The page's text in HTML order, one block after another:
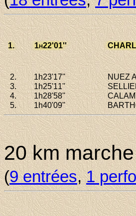
1. 1h22'01''
2. 1h23'17'' NUEZ
3.
1h25'11''
4.
1h28'58''
5.
1h40'09''
20 km marche
(9 entrées,1